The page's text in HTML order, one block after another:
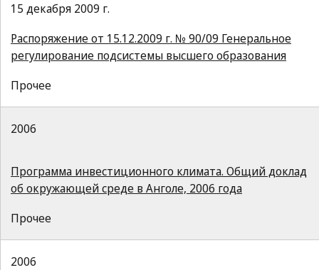
15 декабря 2009 г.
Распоряжение от 15.12.2009 г. № 90/09 Генеральное
регулирование подсистемы высшего образования
Прочее
2006
Программа инвестиционного климата. Общий доклад
об окружающей среде в Анголе, 2006 года
Прочее
2006